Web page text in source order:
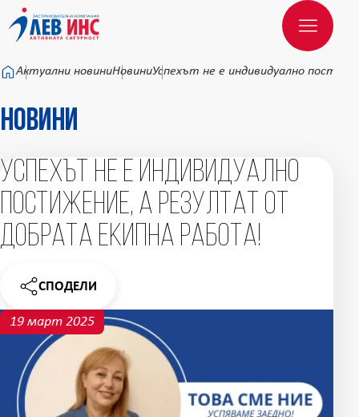
Към основното съдържание
Актуални новиниНовиниУспехът не е индивидуално
Новини
Успехът не е индивидуално
постижение, а резултат от
добрата екипна работа!
СПОДЕЛИ
НОВИНАТА
19 март 2025